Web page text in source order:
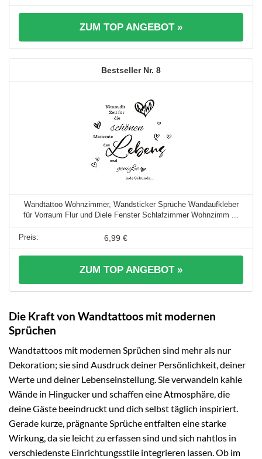
ZUM TOP ANGEBOT »
8
Wandtattoo Wohnzimmer, Wandsticker Sprüche Wandaufkleber
für Vorraum Flur und Diele Fenster Schlafzimmer Wohnzimm ...
6,99 €
ZUM TOP ANGEBOT »
Die Kraft von Wandtattoos mit modernen
Sprüchen
Wandtattoos mit modernen Sprüchen sind mehr als nur
Dekoration; sie sind Ausdruck deiner Persönlichkeit, deiner
Werte und deiner Lebenseinstellung. Sie verwandeln kahle
Wände in Hingucker und schaffen eine Atmosphäre, die
deine Gäste beeindruckt und dich selbst täglich inspiriert.
Gerade kurze, prägnante Sprüche entfalten eine starke
Wirkung, da sie leicht zu erfassen sind und sich nahtlos in
verschiedenste Einrichtungsstile integrieren lassen. Ob im